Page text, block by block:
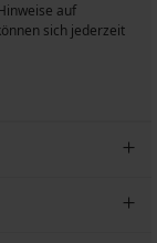
auf
sich jederzeit